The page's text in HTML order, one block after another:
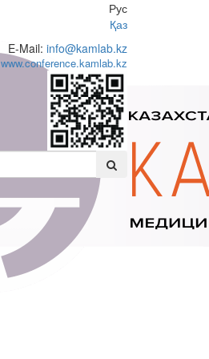
Рус
Қаз
E-Mail: info@kamlab.kz
www.conference.kamlab.kz